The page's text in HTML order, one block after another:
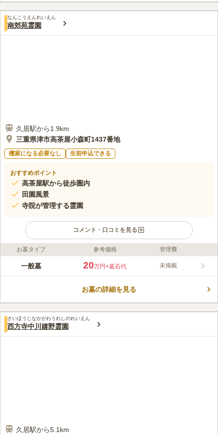
したい方におすすめです。
なんこうえんれいえん
南郊苑霊園
久居駅から1.9km
三重県津市高茶屋小森町1437番地
檀家になる必要なし 生前申込できる
おすすめポイント
高茶屋駅から徒歩圏内
田園風景
寺院が管理する霊園
コメント・口コミを見る
ライフドット編集部のコメント
天台真盛宗の引接寺の管理する霊園ですが、宗教は不問で利用が
て1区画1㎡の広さで、お墓の掃除も簡単です。 参道はコンクリ
の後に出かけできます。
口コミ評価
この霊園はまだ誰からも評価されていません。
お墓タイプ 参考価格 管理費
一般墓 20万円+墓石代 未掲載
お墓の詳細を見る
さいほうじなかがわうれしのれいえん
西方寺中川嬉野霊園
久居駅から5.1km